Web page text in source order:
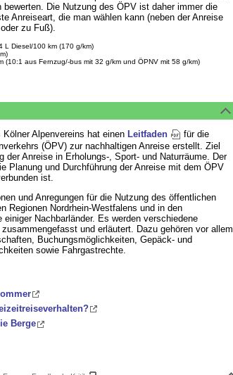
Die Nutzung des ÖPV ist daher immer die
Anreiseart, die man wählen kann (neben der Anreise
zu Fuß).
L Diesel/100 km (170 g/km)
(10:1 aus Fernzug/-bus mit 32 g/km und ÖPNV mit 58 g/km)
Alpenvereins hat einen Leitfaden
für die
(ÖPV) zur nachhaltigen Anreise erstellt. Ziel
der Anreise in Erholungs-, Sport- und Naturräume. Der
Planung und Durchführung der Anreise mit dem ÖPV
ist.
und Anregungen für die Nutzung des öffentlichen
Regionen Nordrhein-Westfalens und in den
Nachbarländer. Es werden verschiedene
und erläutert. Dazu gehören vor allem
Buchungsmöglichkeiten, Gepäck- und
sowie Fahrgastrechte.
Berge